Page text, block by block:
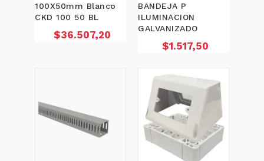
100X50mm Blanco
CKD 100 50 BL
Precio
$36.507,20
BANDEJA P
ILUMINACION
GALVANIZADO
Precio
$1.517,50